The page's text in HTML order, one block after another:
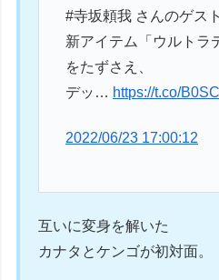
#寺坂頼我 さんのゲス
新アイテム「ウルトラ
をたずさえ、
デッ… https://t.co/
2022/06/23 17:00:12
互いに変身を解いた
カナタとケンゴが初対面。